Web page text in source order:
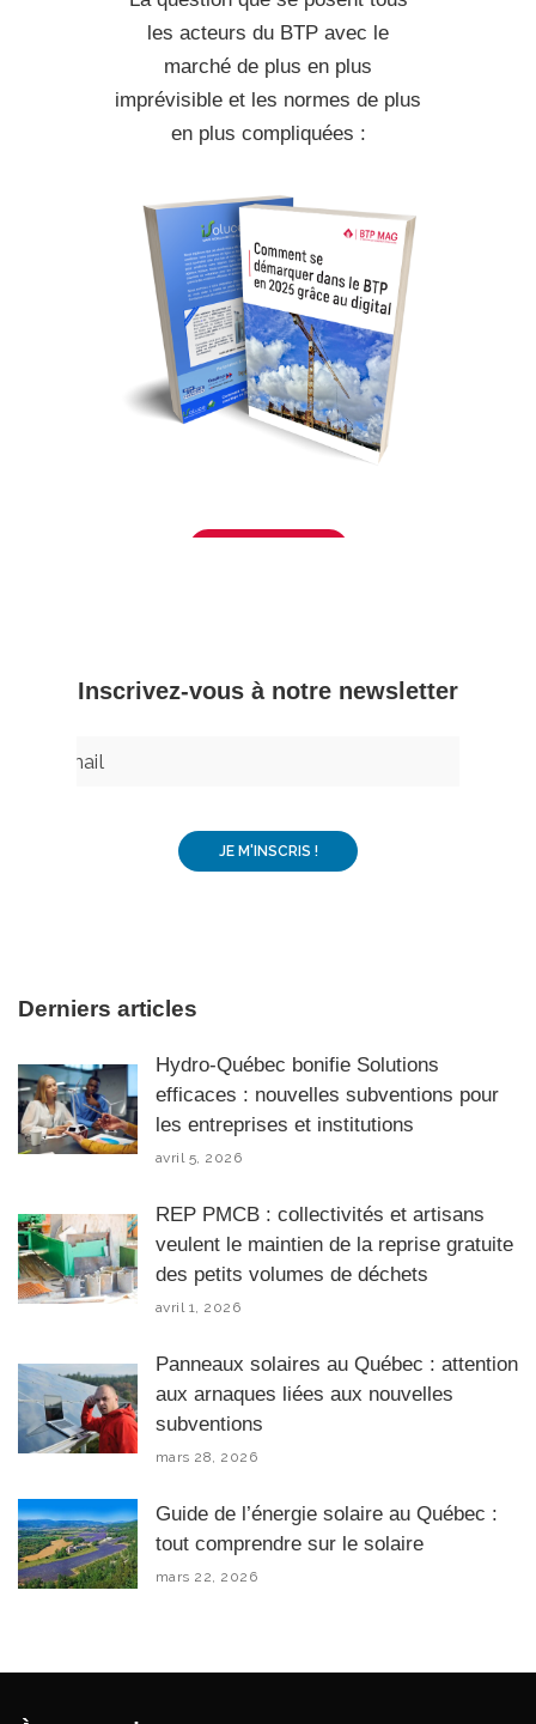
les acteurs du BTP avec le
marché de plus en plus
imprévisible et les normes de plus
en plus compliquées :
– Inscrivez-vous à notre newsletter –
Derniers articles
Hydro-Québec bonifie Solutions
efficaces : nouvelles subventions pour
les entreprises et institutions
avril 5, 2026
REP PMCB : collectivités et artisans
veulent le maintien de la reprise gratuite
des petits volumes de déchets
avril 1, 2026
Panneaux solaires au Québec : attention
aux arnaques liées aux nouvelles
subventions
mars 28, 2026
Guide de l’énergie solaire au Québec :
tout comprendre sur le solaire
mars 22, 2026